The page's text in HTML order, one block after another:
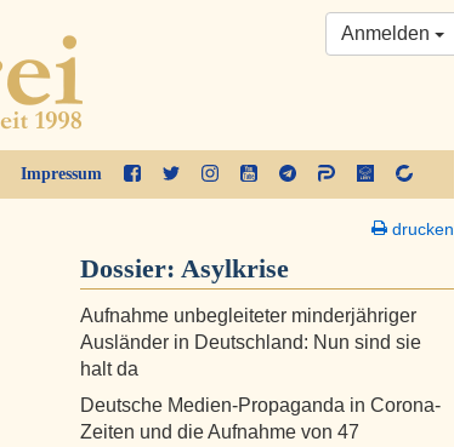
Impressum
Anmelden
drucken
Dossier: Asylkrise
Aufnahme unbegleiteter minderjähriger
Ausländer in Deutschland: Nun sind sie
halt da
Deutsche Medien-Propaganda in Corona-
Zeiten und die Aufnahme von 47